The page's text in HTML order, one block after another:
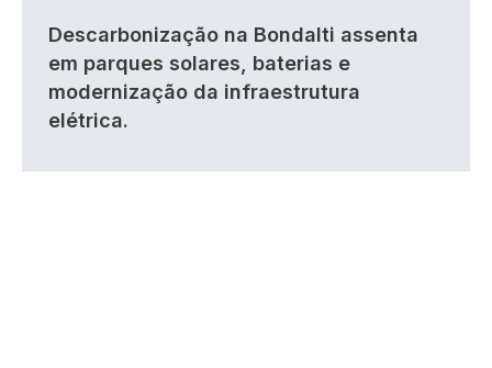
Descarbonização na Bondalti assenta
em parques solares, baterias e
modernização da infraestrutura
elétrica.